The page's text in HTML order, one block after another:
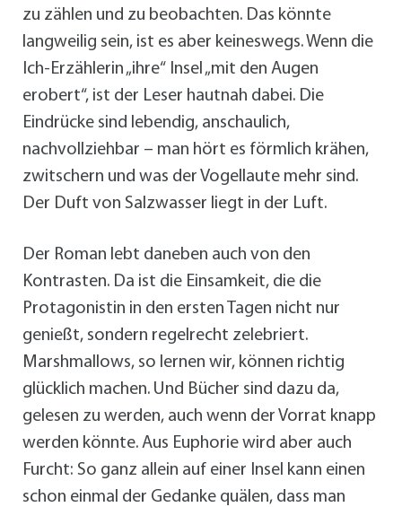
zu zählen und zu beobachten. Das könnte
langweilig sein, ist es aber keineswegs. Wenn die
Ich-Erzählerin „ihre“ Insel „mit den Augen
erobert“, ist der Leser hautnah dabei. Die
Eindrücke sind lebendig, anschaulich,
nachvollziehbar – man hört es förmlich krähen,
zwitschern und was der Vogellaute mehr sind.
Der Duft von Salzwasser liegt in der Luft.
Der Roman lebt daneben auch von den
Kontrasten. Da ist die Einsamkeit, die die
Protagonistin in den ersten Tagen nicht nur
genießt, sondern regelrecht zelebriert.
Marshmallows, so lernen wir, können richtig
glücklich machen. Und Bücher sind dazu da,
gelesen zu werden, auch wenn der Vorrat knapp
werden könnte. Aus Euphorie wird aber auch
Furcht: So ganz allein auf einer Insel kann einen
schon einmal der Gedanke quälen, dass man